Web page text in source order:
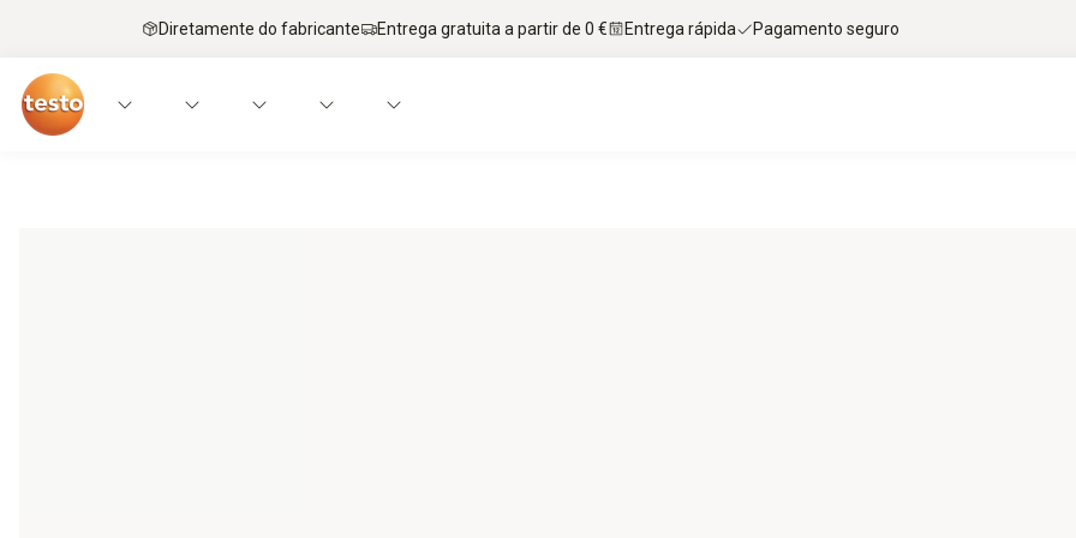
Diretamente do fabricante Entrega gratuita a partir de 0 € Entrega rápida Pagamento seguro